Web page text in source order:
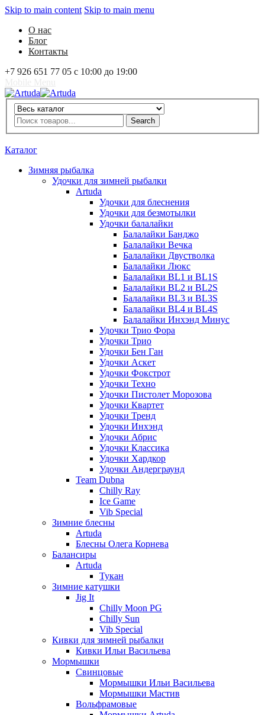
Skip to main content Skip to main menu
О нас
Блог
Контакты
+7 926 651 77 05 с 10:00 до 19:00
Artuda
Search
Search
Каталог
Зимняя рыбалка
Удочки для зимней рыбалки
Artuda
Удочки для блеснения
Удочки для безмотылки
Удочки балалайки
Балалайки Банджо
Балалайки Вечка
Балалайки Двустволка
Балалайки Люкс
Балалайки BL1 и BL1S
Балалайки BL2 и BL2S
Балалайки BL3 и BL3S
Балалайки BL4 и BL4S
Балалайки Инхэнд Минус
Удочки Трио Фора
Удочки Трио
Удочки Бен Ган
Удочки Аскет
Удочки Фокстрот
Удочки Техно
Удочки Пистолет Морозова
Удочки Квартет
Удочки Тренд
Удочки Инхэнд
Удочки Абрис
Удочки Классика
Удочки Хардкор
Удочки Андерграунд
Team Dubna
Chilly Ray
Ice Game
Vib Special
Зимние блесны
Artuda
Блесны Олега Корнева
Балансиры
Artuda
Тукан
Зимние катушки
Jig It
Chilly Moon PG
Chilly Sun
Vib Special
Кивки для зимней рыбалки
Кивки Ильи Васильева
Мормышки
Свинцовые
Мормышки Ильи Васильева
Мормышки Мастив
Вольфрамовые